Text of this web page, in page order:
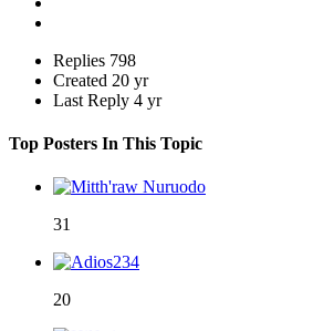
Replies 798
Created 20 yr
Last Reply 4 yr
Top Posters In This Topic
31
20